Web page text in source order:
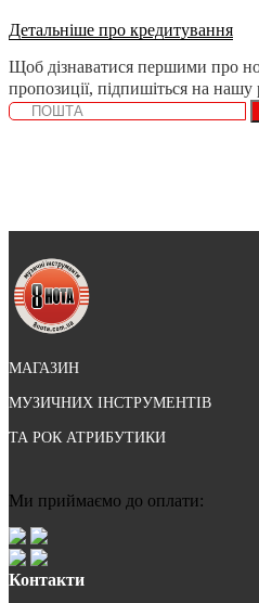
Детальніше про кредитування
Щоб дізнаватися першими про
пропозиції, підпишіться на нашу
МАГАЗИН
МУЗИЧНИХ ІНСТРУМЕНТІВ
ТА РОК АТРИБУТИКИ
Ми приймаємо до оплати:
Контакти